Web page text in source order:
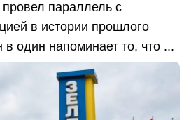
параллель с
в истории прошлого
в один напоминает то, что ...